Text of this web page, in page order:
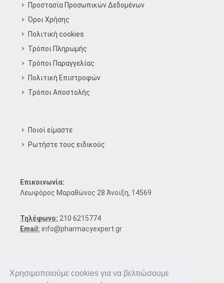
Χρησιμοποιούμε cookies για να βελτιώσουμε
Προστασία Προσωπικών Δεδομένων
Όροι Χρήσης
Πολιτική cookies
Τρόποι Πληρωμής
Τρόποι Παραγγελίας
Πολιτική Επιστροφών
Τρόποι Aποστολής
Ποιοί είμαστε
Ρωτήστε τους ειδικούς
Επικοινωνία:
Λεωφόρος Μαραθώνος 28 Άνοιξη, 14569
Τηλέφωνο: 210 6215774
Email: info@pharmacyexpert.gr